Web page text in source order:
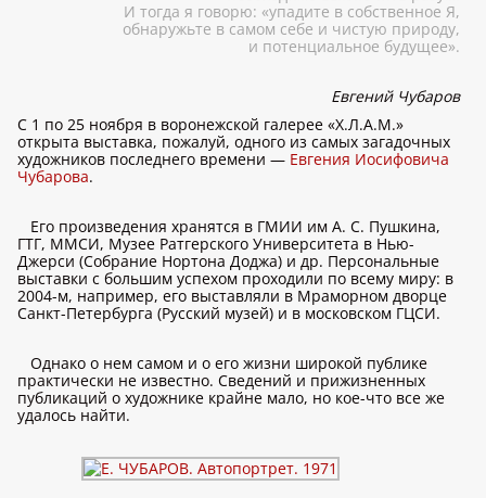
И тогда я говорю: «упадите в собственное Я,
обнаружьте в самом себе и чистую природу,
и потенциальное будущее».
Евгений Чубаров
C 1 по 25 ноября в воронежской галерее «Х.Л.А.М.»
открыта выставка, пожалуй, одного из самых загадочных
художников последнего времени — Евгения Иосифовича
Чубарова.
Его произведения хранятся в ГМИИ им А. С. Пушкина,
ГТГ, ММСИ, Музее Ратгерского Университета в Нью-
Джерси (Собрание Нортона Доджа) и др. Персональные
выставки с большим успехом проходили по всему миру: в
2004-м, например, его выставляли в Мраморном дворце
Санкт-Петербурга (Русский музей) и в московском ГЦСИ.
Однако о нем самом и о его жизни широкой публике
практически не известно. Сведений и прижизненных
публикаций о художнике крайне мало, но кое-что все же
удалось найти.